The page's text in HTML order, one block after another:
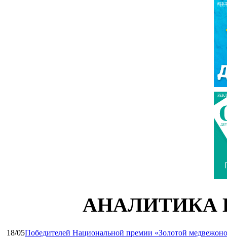
АНАЛИТИКА
18/05Победителей Национальной премии «Золотой